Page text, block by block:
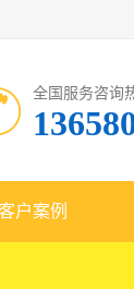
全国服务咨询
户案例